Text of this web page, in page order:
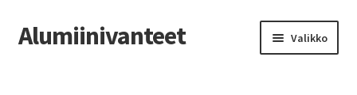
Siirry
navigointiin
Siirry
sisältöön
Alumiinivanteet Valikko